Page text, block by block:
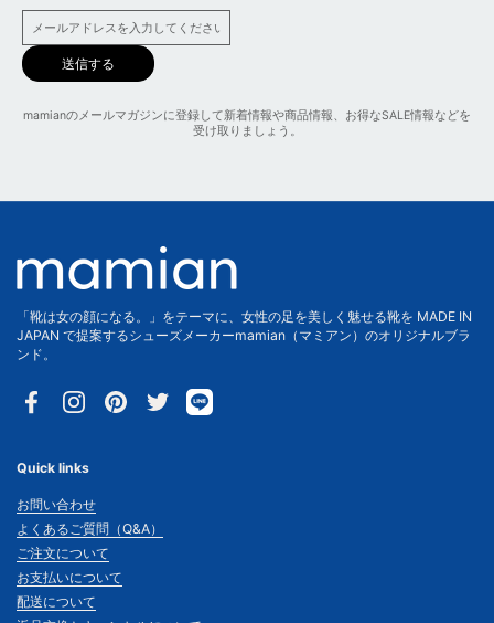
送信する
mamianのメールマガジンに登録して新着情報や商品情報、お得なSALE情報などを
受け取りましょう。
「靴は女の顔になる。」をテーマに、女性の足を美しく魅せる靴を MADE IN
JAPAN で提案するシューズメーカーmamian（マミアン）のオリジナルブラ
ンド。
FacebookInstagramPinterestTwitter
Quick links
お問い合わせ
よくあるご質問（Q&A）
ご注文について
お支払いについて
配送について